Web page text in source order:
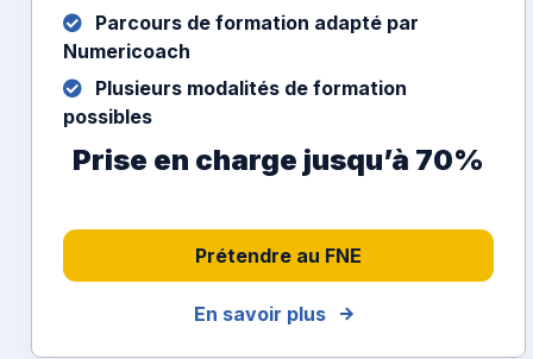
Parcours de formation adapté par
Numericoach
Plusieurs modalités de formation
possibles
Prise en charge jusqu’à 70%
Prétendre au FNE
En savoir plus